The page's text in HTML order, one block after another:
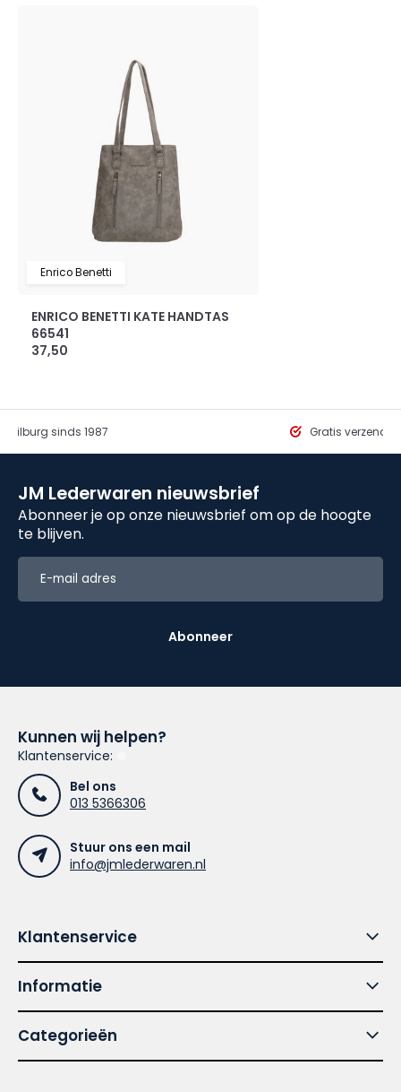
Enrico Benetti
ENRICO BENETTI KATE HANDTAS
66541
37,50
Tilburg sinds 1987 Gratis
JM Lederwaren nieuwsbrief
Abonneer je op onze nieuwsbrief om op de hoogte
te blijven.
Abonneer
Kunnen wij helpen?
Klantenservice:
Bel ons
013 5366306
Stuur ons een mail
info@jmlederwaren.nl
Klantenservice
Informatie
Categorieën